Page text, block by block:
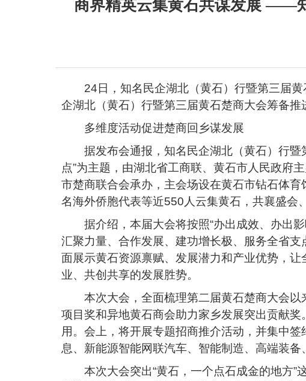
商界精英云集黄石共谋发展 ——
24日，知名民企湖北（黄石）行暨第三届
企湖北（黄石）行暨第三届黄石楚商大会筹备推
多维度活动促进楚商回乡谋发展
据发布会通报，知名民企湖北（黄石）行
点”为主题，由湖北省工商联、黄石市人民政府
市楚商联合会承办，主会场设在黄石市钻石体
名海外侨胞代表等近550人云集黄石，共襄盛会
据介绍，本届大会将按照“办出成效、办出
汇聚力量、合作发展、建功增长极、服务全省
面展示黄石资源禀赋、发展潜力和产业优势，
业、共创共享的发展胜势。
本次大会，全面梳理第二届黄石楚商大会
项目奖和异地黄石商会助力家乡发展突出贡献奖
用。会上，将开展专题招商推介活动，并集中
息、新能源智能网联汽车、智能制造、高端装
本次大会突出“黄石，一个点石成金的地方